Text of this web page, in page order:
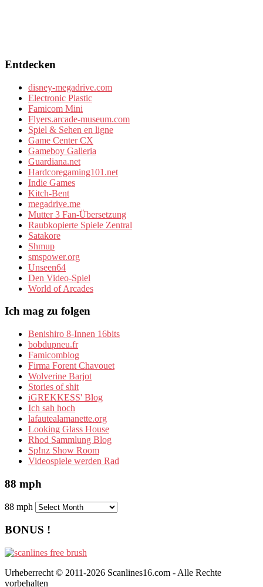
Entdecken
disney-megadrive.com
Electronic Plastic
Famicom Mini
Flyers.arcade-museum.com
Spiel & Sehen en ligne
Game Center CX
Gameboy Galleria
Guardiana.net
Hardcoregaming101.net
Indie Games
Kitch-Bent
megadrive.me
Mutter 3 Fan-Übersetzung
Raubkopierte Spiele Zentral
Satakore
Shmup
smspower.org
Unseen64
Den Video-Spiel
World of Arcades
Ich mag zu folgen
Benishiro 8-Innen 16bits
bobdupneu.fr
Famicomblog
Firma Forent Chavouet
Wolverine Barjot
Stories of shit
iGREKKESS' Blog
Ich sah hoch
lafautealamanette.org
Looking Glass House
Rhod Sammlung Blog
Sp!nz Show Room
Videospiele werden Rad
88 mph
88 mph
BONUS !
Urheberrecht © 2011-2026 Scanlines16.com - Alle Rechte
vorbehalten